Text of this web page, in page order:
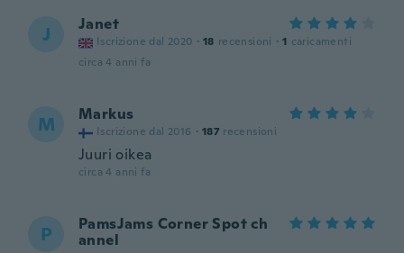
J Janet
Iscrizione dal 2020 · 18 recensioni · 1 caricamenti
circa 4 anni fa
M Markus
Iscrizione dal 2016 · 187 recensioni
Juuri oikea
circa 4 anni fa
P
PamsJams Corner Spot ch
annel